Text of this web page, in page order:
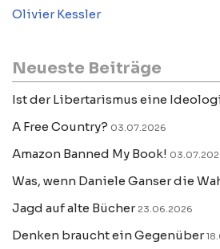
Olivier Kessler
Neueste Beiträge
Ist der Libertarismus eine
A Free Country? 03.07.2026
Amazon Banned My Book!
Was, wenn Daniele Ganser die
Jagd auf alte Bücher 23.06.2026
Denken braucht ein Gegenüber